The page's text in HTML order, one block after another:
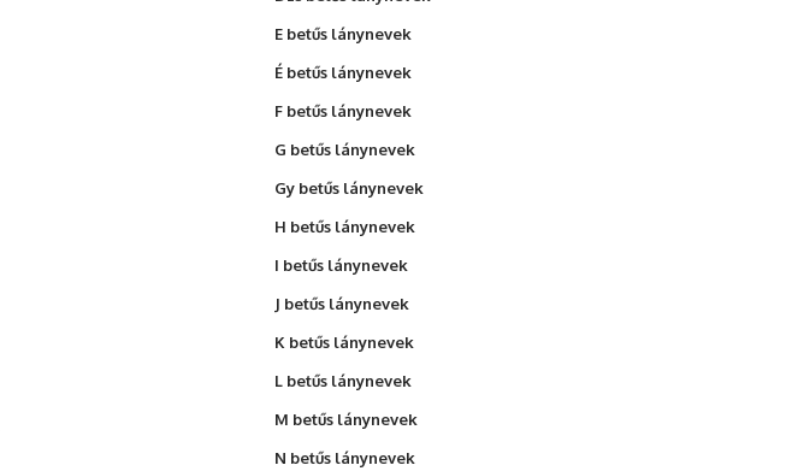
E betűs lánynevek
É betűs lánynevek
F betűs lánynevek
G betűs lánynevek
Gy betűs lánynevek
H betűs lánynevek
I betűs lánynevek
J betűs lánynevek
K betűs lánynevek
L betűs lánynevek
M betűs lánynevek
N betűs lánynevek